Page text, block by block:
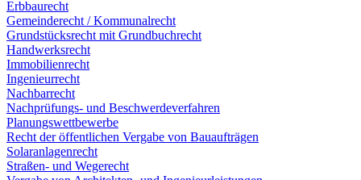
Erbbaurecht
Gemeinderecht / Kommunalrecht
Grundstücksrecht mit Grundbuchrecht
Handwerksrecht
Immobilienrecht
Ingenieurrecht
Nachbarrecht
Nachprüfungs- und Beschwerdeverfahren
Planungswettbewerbe
Recht der öffentlichen Vergabe von Bauaufträgen
Solaranlagenrecht
Straßen- und Wegerecht